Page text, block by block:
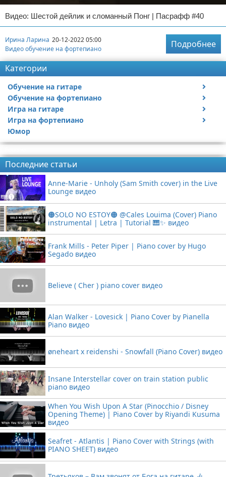
Видео: Шестой дейлик и сломанный Понг | Пасрафф #40
Ирина Ларина 20-12-2022 05:00
Видео обучение на фортепиано
Подробнее
Категории
Обучение на гитаре
Видео обучение на гитаре
Обучение на фортепиано
Видео обучение на фортепиано
Игра на гитаре
Видео с игрой на гитаре
Статьи про гитары
Игра на фортепиано
Видео с игрой на фортепиано
Юмор
Последние статьи
Anne-Marie - Unholy (Sam Smith cover) in the Live
Lounge видео
🟠SOLO NO ESTOY🟠 @Cales Louima (Cover) Piano
instrumental | Letra | Tutorial 🎹✨ видео
Frank Mills - Peter Piper | Piano cover by Hugo
Segado видео
Believe ( Cher ) piano cover видео
Alan Walker - Lovesick | Piano Cover by Pianella
Piano видео
øneheart x reidenshi - Snowfall (Piano Cover) видео
Insane Interstellar cover on train station public
piano видео
When You Wish Upon A Star (Pinocchio / Disney
Opening Theme) | Piano Cover by Riyandi Kusuma
видео
Seafret - Atlantis | Piano Cover with Strings (with
PIANO SHEET) видео